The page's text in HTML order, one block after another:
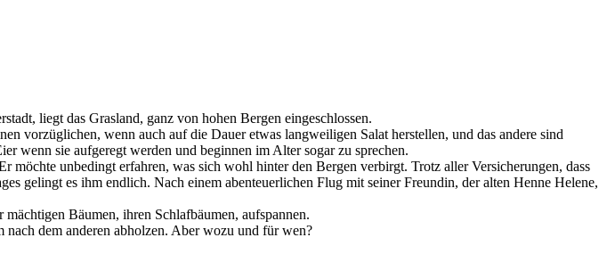
liegt das Grasland, ganz von hohen Bergen eingeschlossen.
vorzüglichen, wenn auch auf die Dauer etwas langweiligen Salat herstellen, und das andere sind
wenn sie aufgeregt werden und beginnen im Alter sogar zu sprechen.
unbedingt erfahren, was sich wohl hinter den Bergen verbirgt. Trotz aller Versicherungen, dass
gelingt es ihm endlich. Nach einem abenteuerlichen Flug mit seiner Freundin, der alten Henne Helene,
Bäumen, ihren Schlafbäumen, aufspannen.
dem anderen abholzen. Aber wozu und für wen?